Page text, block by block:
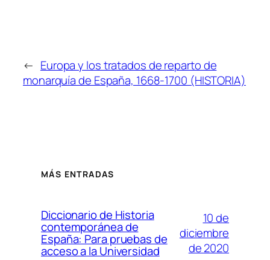
← Europa y los tratados de reparto de
monarquía de España, 1668-1700 (HISTORIA)
MÁS ENTRADAS
Diccionario de Historia
contemporánea de
España: Para pruebas de
acceso a la Universidad
10 de
diciembre
de 2020